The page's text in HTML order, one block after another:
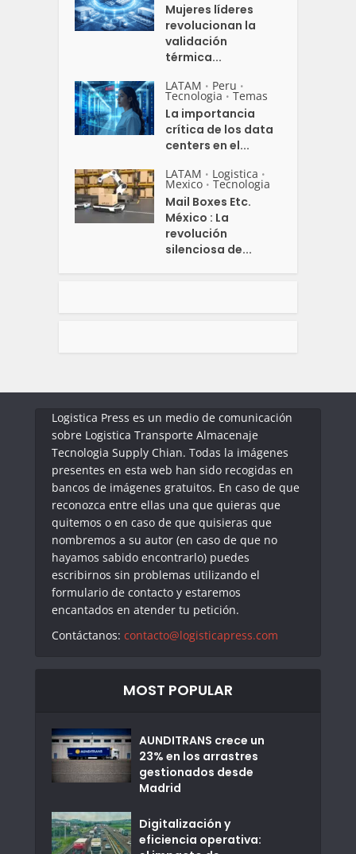
Mujeres líderes
revolucionan la
validación
térmica...
LATAM • Peru •
Tecnologia • Temas
La importancia
crítica de los data
centers en el...
LATAM • Logistica •
Mexico • Tecnologia
Mail Boxes Etc.
México : La
revolución
silenciosa de...
Logistica Press es un medio de comunicación
sobre Logistica Transporte Almacenaje
Tecnologia Supply Chian. Todas la imágenes
presentes en esta web han sido recogidas en
bancos de imágenes gratuitos. En caso de que
reconozca entre ellas una que quieras que
quitemos o en caso de que quisieras que
nombremos a su autor (en caso de que no
hayamos sabido encontrarlo) puedes
escribirnos sin problemas utilizando el
formulario de contacto y estaremos
encantados en atender tu petición.
Contáctanos: contacto@logisticapress.com
MOST POPULAR
AUNDITRANS crece un
23% en los arrastres
gestionados desde
Madrid
Digitalización y
eficiencia operativa: